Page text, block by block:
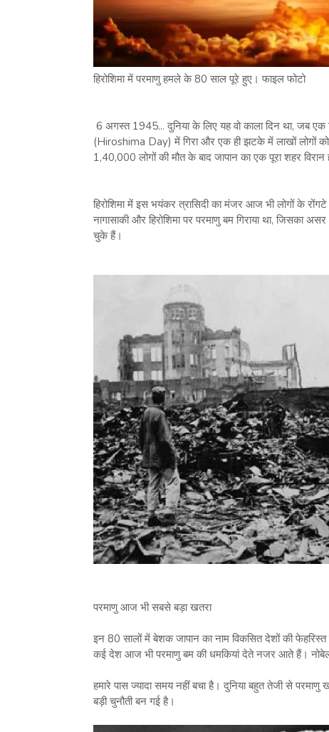
हिरोशिमा में परमाणु हमले के 80 साल पूरे हुए। फाइल फोटो
6 अगस्त 1945... दुनिया के लिए यह वो काला दिन था, जब
(Hiroshima Day) में गिरा और एक ही झटके में लाखों लोगों
1,40,000 लोगों की मौत के बाद जापान का एक पूरा शहर विरान
हिरोशिमा में इस भयंकर त्रासिदी का मंजर आज भी लोगों के
नागासाकी और हिरोशिमा पर परमाणु बम गिराया था, जिसका
चुके हैं।
परमाणु आज भी सबसे बड़ा खतरा
इन 80 सालों में बेशक जापान का नाम विकसित देशों की
कई देश आज भी परमाणु बम की धमकियां देते नजर आते हैं। नोबेल
हमारे पास ज्यादा समय नहीं बचा है। दुनिया बहुत तेजी से
बड़ी चुनौती बन गई है।